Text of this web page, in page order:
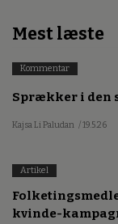
Mest læste
Kommentar
Sprækker i den
Kajsa Li Paludan / 19.5.26
Artikel
kvinde-